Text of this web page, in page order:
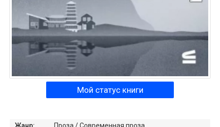
Мой статус книги
Жанр: Проза /Современная проза